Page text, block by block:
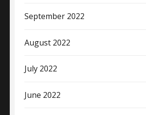
September 2022
August 2022
July 2022
June 2022